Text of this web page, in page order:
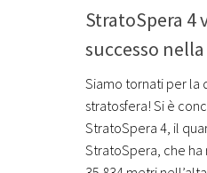
StratoSpera 4
successo
Siamo tornati per la
stratosfera! Si è
StratoSpera 4, il
StratoSpera, che